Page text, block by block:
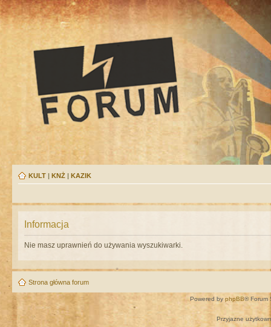
KULT | KNŻ | KAZIK
Informacja
Nie masz uprawnień do używania wyszukiwarki.
Strona główna forum
Powered by phpBB® Forum
Przyjazne